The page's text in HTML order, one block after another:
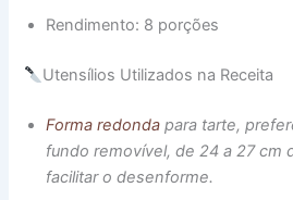
Rendimento: 8 porções
Utensílios Utilizados na Receita
Forma redonda para tarte,
fundo removível, de 24 a 27 cm
facilitar o desenforme.